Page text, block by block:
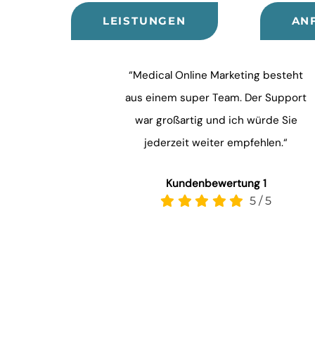
LEISTUNGEN
“Medical Online Marketing besteht
aus einem super Team. Der Support
war großartig und ich würde Sie
jederzeit weiter empfehlen.“
Kundenbewertung 1
5/5